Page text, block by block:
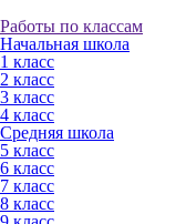
Работы по классам
Начальная школа
1 класс
2 класс
3 класс
4 класс
Средняя школа
5 класс
6 класс
7 класс
8 класс